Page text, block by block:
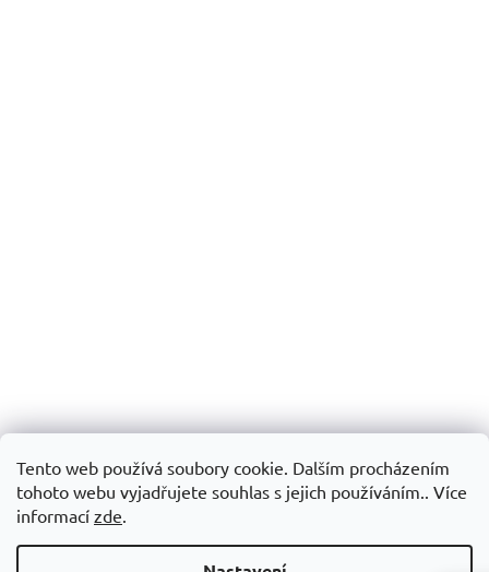
Tento web používá soubory cookie. Dalším procházením
tohoto webu vyjadřujete souhlas s jejich používáním.. Více
informací zde.